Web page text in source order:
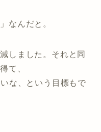
なんだと。
しました。それと同
て、
な、という目標もで